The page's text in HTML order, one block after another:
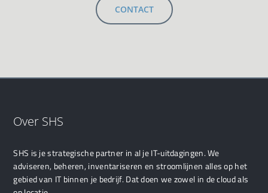
CONTACT
Over SHS
SHS is je strategische partner in al je IT-uitdagingen. We
adviseren, beheren, inventariseren en stroomlijnen alles op het
gebied van IT binnen je bedrijf. Dat doen we zowel in de cloud als